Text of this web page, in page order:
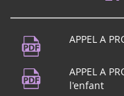
21
juin
2024
APPEL A
APPEL A
l'enfant